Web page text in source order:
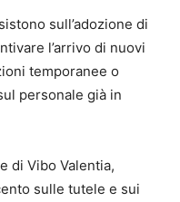
sull’adozione di
l’arrivo di nuovi
temporanee o
personale già in
di Vibo Valentia,
sulle tutele e sui